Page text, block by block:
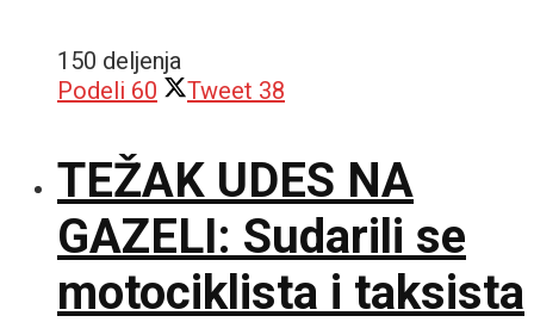
150 deljenja
Podeli 60 Tweet 38
TEŽAK UDES NA
GAZELI: Sudarili se
motociklista i taksista